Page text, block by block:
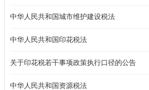
中华人民共和国城市维护建设税法
中华人民共和国印花税法
关于印花税若干事项政策执行口径的公告
中华人民共和国资源税法